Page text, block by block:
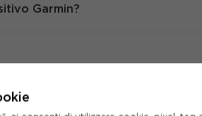
Garmin?